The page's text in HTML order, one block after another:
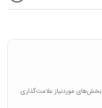
بخش‌های موردنیاز علامت‌گذاری